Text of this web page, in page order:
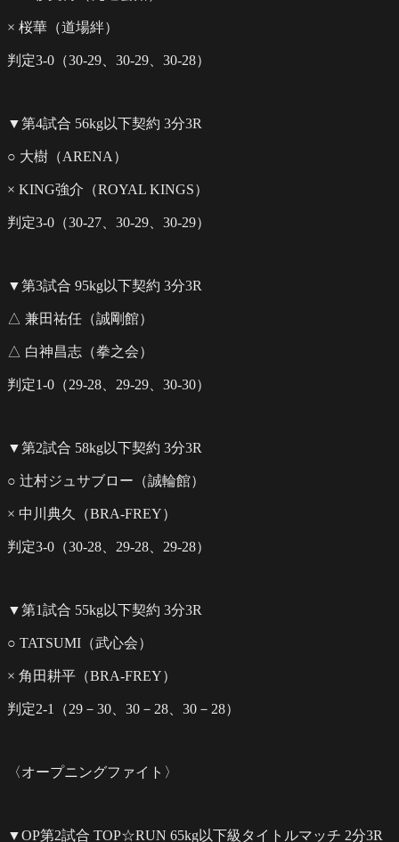
× 桜華（道場絆）
判定3-0（30-29、30-29、30-28）
▼第4試合 56kg以下契約 3分3R
○ 大樹（ARENA）
× KING強介（ROYAL KINGS）
判定3-0（30-27、30-29、30-29）
▼第3試合 95kg以下契約 3分3R
△ 兼田祐任（誠剛館）
△ 白神昌志（拳之会）
判定1-0（29-28、29-29、30-30）
▼第2試合 58kg以下契約 3分3R
○ 辻村ジュサブロー（誠輪館）
× 中川典久（BRA-FREY）
判定3-0（30-28、29-28、29-28）
▼第1試合 55kg以下契約 3分3R
○ TATSUMI（武心会）
× 角田耕平（BRA-FREY）
判定2-1（29－30、30－28、30－28）
〈オープニングファイト〉
▼OP第2試合 TOP☆RUN 65kg以下級タイトルマッチ 2分3R